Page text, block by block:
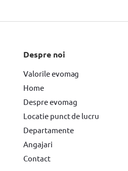
Despre noi
Valorile evomag
Home
Despre evomag
Locatie punct de lucru
Departamente
Angajari
Contact